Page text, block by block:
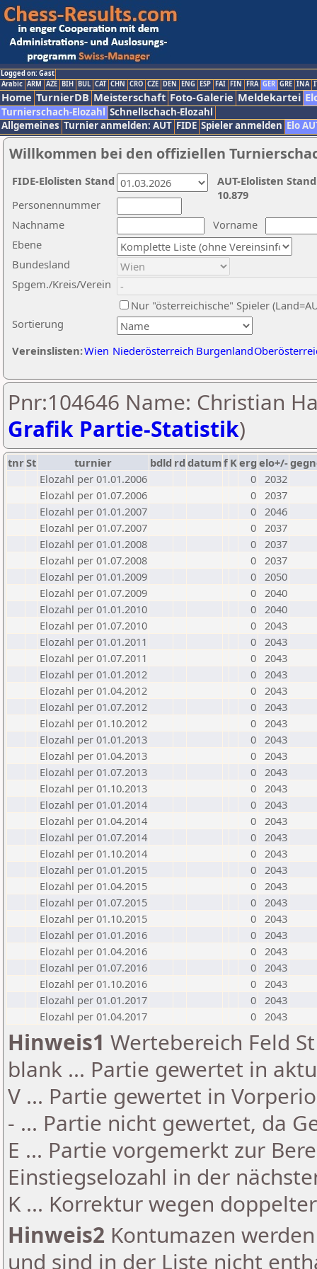
Logged on: Gast
Arabic ARM AZE BIH BUL CAT CHN CRO CZE DEN ENG ESP FAI FIN FRA GER GRE INA
Home TurnierDB Meisterschaft Foto-Galerie Meldekartei
Turnierschach-Elozahl Schnellschach-Elozahl
Allgemeines Turnier anmelden: AUT FIDE Spieler anmelden Elo
Willkommen bei den offiziellen
Nachname
Vorname
Ebene
Sortierung
Personennummer
Bundesland
Spgem./Kreis/Verein
Nur "österreichische" Spieler
Vereinslisten:Wien Niederösterreich Burgenland
AUT-Elolisten
10.879
FIDE-Elolisten Stand
Pnr:104646 Name: Christian
Grafik Partie-Statistik)
tnrSt turnier bdld rd datumf Kerg elo+/-
Elozahl per 01.01.2006
0 2032
Elozahl per 01.07.2006
0 2037
Elozahl per 01.01.2007
0 2046
Elozahl per 01.07.2007
0 2037
Elozahl per 01.01.2008
0 2037
Elozahl per 01.07.2008
0 2037
Elozahl per 01.01.2009
0 2050
Elozahl per 01.07.2009
0 2040
Elozahl per 01.01.2010
0 2040
Elozahl per 01.07.2010
0 2043
Elozahl per 01.01.2011
0 2043
Elozahl per 01.07.2011
0 2043
Elozahl per 01.01.2012
0 2043
Elozahl per 01.04.2012
0 2043
Elozahl per 01.07.2012
0 2043
Elozahl per 01.10.2012
0 2043
Elozahl per 01.01.2013
0 2043
Elozahl per 01.04.2013
0 2043
Elozahl per 01.07.2013
0 2043
Elozahl per 01.10.2013
0 2043
Elozahl per 01.01.2014
0 2043
Elozahl per 01.04.2014
0 2043
Elozahl per 01.07.2014
0 2043
Elozahl per 01.10.2014
0 2043
Elozahl per 01.01.2015
0 2043
Elozahl per 01.04.2015
0 2043
Elozahl per 01.07.2015
0 2043
Elozahl per 01.10.2015
0 2043
Elozahl per 01.01.2016
0 2043
Elozahl per 01.04.2016
0 2043
Elozahl per 01.07.2016
0 2043
Elozahl per 01.10.2016
0 2043
Elozahl per 01.01.2017
0 2043
Elozahl per 01.04.2017
0 2043
Hinweis1 Wertebereich Feld
blank ... Partie gewertet in
V ... Partie gewertet in
- ... Partie nicht gewertet, da
E ... Partie vorgemerkt zur
Einstiegselozahl in der
K ... Korrektur wegen
Hinweis2 Kontumazen
und sind in der Liste nicht